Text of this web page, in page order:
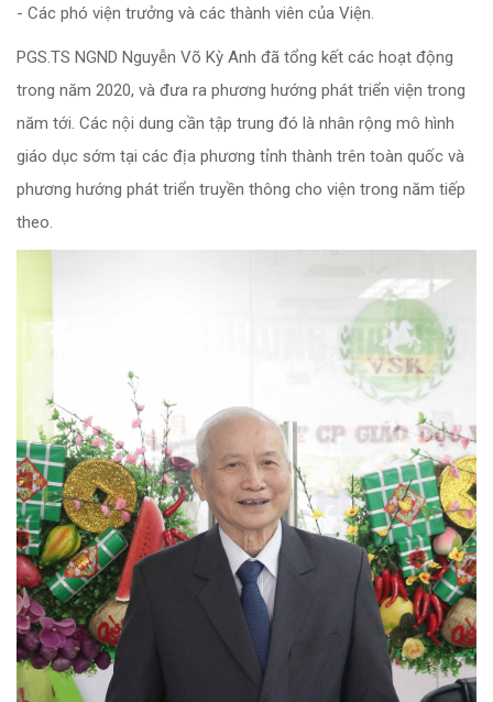
- Các phó viện trưởng và các thành viên của Viện.
PGS.TS NGND Nguyễn Võ Kỳ Anh đã tổng kết các hoạt động
trong năm 2020, và đưa ra phương hướng phát triển viện trong
năm tới. Các nội dung cần tập trung đó là nhân rộng mô hình
giáo dục sớm tại các địa phương tỉnh thành trên toàn quốc và
phương hướng phát triển truyền thông cho viện trong năm tiếp
theo.